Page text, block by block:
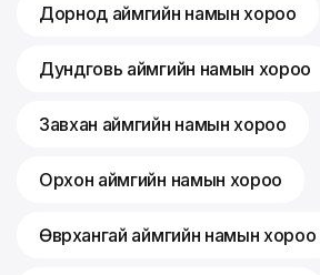
Дорнод аймгийн намын хороо
Дундговь аймгийн намын хороо
Завхан аймгийн намын хороо
Орхон аймгийн намын хороо
Өвөрхангай аймгийн намын хороо